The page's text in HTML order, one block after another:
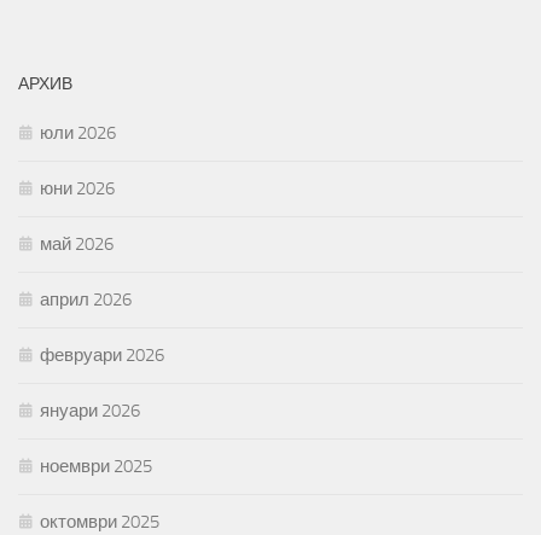
АРХИВ
юли 2026
юни 2026
май 2026
април 2026
февруари 2026
януари 2026
ноември 2025
октомври 2025